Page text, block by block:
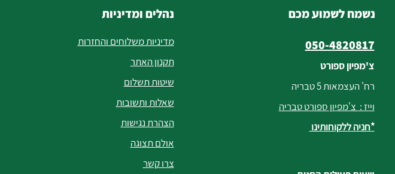
נהלים ומדיניות
מדיניות משלוחים והחזרות
תקנון האתר
שיטות תשלום
שאלות ותשובות
הצהרת נגישות
אולם תצוגה
צרו קשר
נשמח לשמוע מכם
050-4820817
צ'מפיון ספורט
רח' העצמאות 5 טבריה
וייז : צ'מפיון ספורט טבריה
*חניה ללקוחותינו